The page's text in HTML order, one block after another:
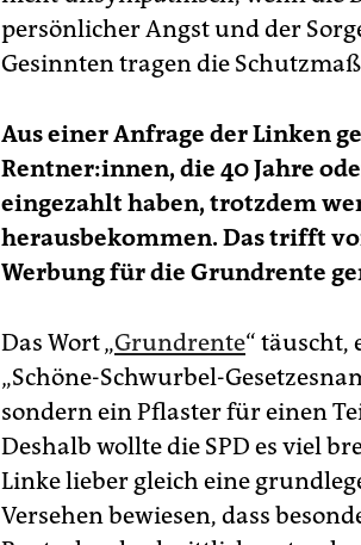
persönlicher Angst und der
Gesinnten tragen die
Aus einer Anfrage der Linken
Rentner:innen, die 40 Jahre
eingezahlt haben, trotzdem
herausbekommen. Das trifft
Werbung für die Grundrente
Das Wort „Grundrente“ täuscht,
„Schöne-Schwurbel-
sondern ein Pflaster für einen
Deshalb wollte die SPD es viel
Linke lieber gleich eine
Versehen bewiesen, dass